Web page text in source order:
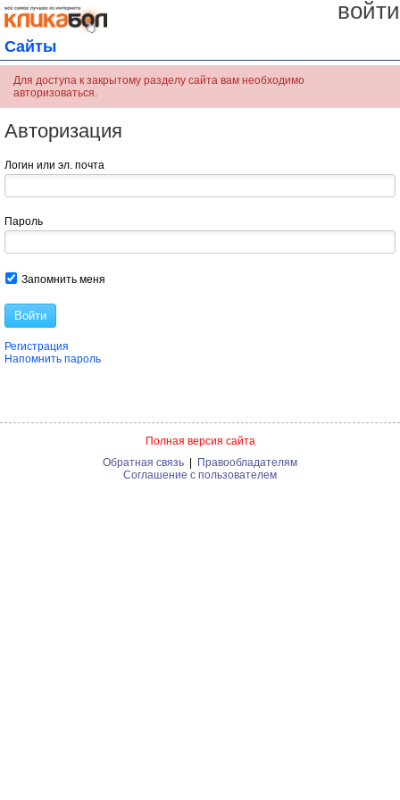
войти
Сайты
Для доступа к закрытому разделу сайта вам необходимо
авторизоваться.
Авторизация
Логин или эл. почта
Пароль
Запомнить меня
Войти
Регистрация
Напомнить пароль
Полная версия сайта
Обратная связь
Правообладателям
Соглашение с пользователем